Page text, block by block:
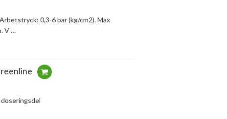
0,3-6 bar (kg/cm2). Max
V …